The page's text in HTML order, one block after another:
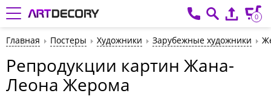
0
Главная Постеры Художники Зарубежные художники
Репродукции картин Жана-
Леона Жерома